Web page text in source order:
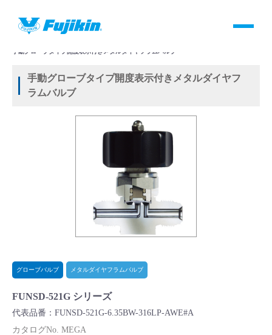
製品情報
製品カタログダウンロード
製品動画一覧
HOME 製品情報
手動グローブタイプ開度表示付きメタルダイヤフラムバルブ
手動グローブタイプ開度表示付きメタルダイヤフ
ラムバルブ
グローブバルブ メタルダイヤフラムバルブ
FUNSD-521G シリーズ
代表品番：FUNSD-521G-6.35BW-316LP-AWE#A
カタログNo. MEGA